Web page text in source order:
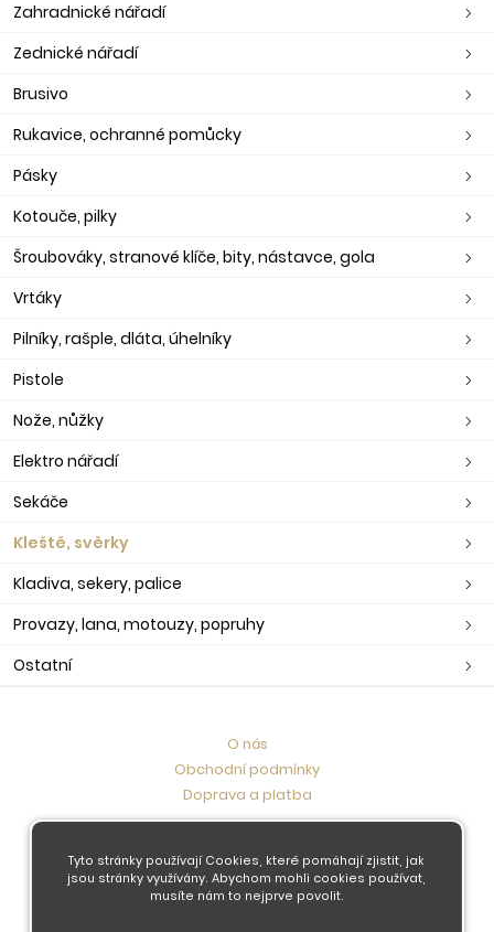
Zahradnické nářadí
Zednické nářadí
Brusivo
Rukavice, ochranné pomůcky
Pásky
Kotouče, pilky
Šroubováky, stranové klíče, bity, nástavce, gola
Vrtáky
Pilníky, rašple, dláta, úhelníky
Pistole
Nože, nůžky
Elektro nářadí
Sekáče
Kleště, svěrky
Kladiva, sekery, palice
Provazy, lana, motouzy, popruhy
Ostatní
O nás
Obchodní podmínky
Doprava a platba
Kontaktujte nás
Tyto stránky používají Cookies, které pomáhají zjistit, jak
jsou stránky využívány. Abychom mohli cookies používat,
musíte nám to nejprve povolit.